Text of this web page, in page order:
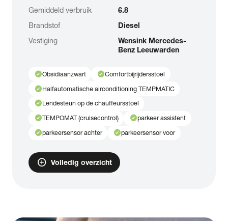
Gemiddeld verbruik
6.8
Brandstof
Diesel
Vestiging
Wensink Mercedes-
Benz Leeuwarden
check_circleObsidiaanzwart check_circleComfortbijrijdersstoel
check_circleHalfautomatische airconditioning TEMPMATIC
check_circleLendesteun op de chauffeursstoel
check_circleTEMPOMAT (cruisecontrol) check_circleparkeer assistent
check_circleparkeersensor achter check_circleparkeersensor voor
add_circle Volledig overzicht